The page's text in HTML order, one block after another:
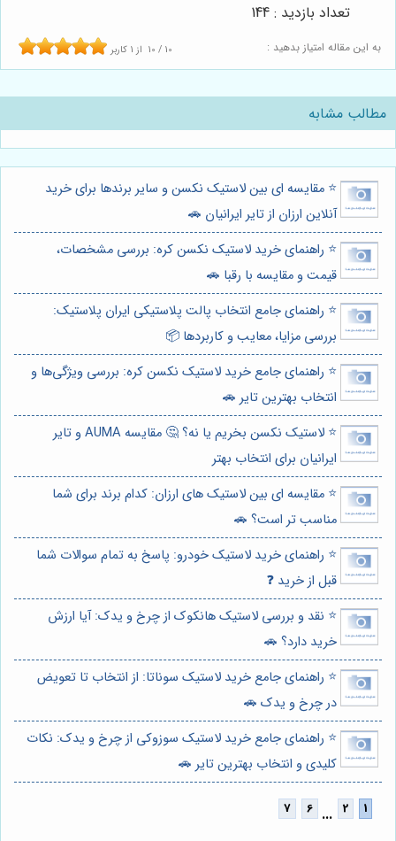
به این مقاله امتیاز بدهید : 10 / 10 از 1 کاربر
تعداد بازدید : 144
مطالب مشابه
⭐️ مقایسه ای بین لاستیک نکسن و سایر برندها برای خرید
آنلاین ارزان از تایر ایرانیان 🚗
⭐️ راهنمای خرید لاستیک نکسن کره: بررسی مشخصات،
قیمت و مقایسه با رقبا 🚗
⭐️ راهنمای جامع انتخاب پالت پلاستیکی ایران پلاستیک:
بررسی مزایا، معایب و کاربردها 📦
⭐️ راهنمای جامع خرید لاستیک نکسن کره: بررسی ویژگی‌ها و
انتخاب بهترین تایر 🚗
⭐️ لاستیک نکسن بخریم یا نه؟ 🤔 مقایسه AUMA و تایر
ایرانیان برای انتخاب بهتر
⭐️ مقایسه ای بین لاستیک های ارزان: کدام برند برای شما
مناسب تر است؟ 🚗
⭐️ راهنمای خرید لاستیک خودرو: پاسخ به تمام سوالات شما
قبل از خرید ❓
⭐️ نقد و بررسی لاستیک هانکوک از چرخ و یدک: آیا ارزش
خرید دارد؟ 🚗
⭐️ راهنمای جامع خرید لاستیک سوناتا: از انتخاب تا تعویض
در چرخ و یدک 🚗
⭐️ راهنمای جامع خرید لاستیک سوزوکی از چرخ و یدک: نکات
کلیدی و انتخاب بهترین تایر 🚗
...